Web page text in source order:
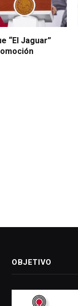
“El Jaguar”
OBJETIVO